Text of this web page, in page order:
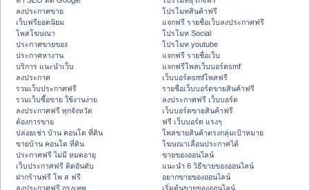
ลงประกาศขาย
เว็บฟรียอดนิยม
โพสโฆษณา
ประกาศขายของ
ประกาศหางาน
บริการ แนะนำเว็บ
ลงประกาศ
รวมเว็บประกาศฟรี
รวมเว็บซื้อขาย ใช้งานง่าย
ลงประกาศฟรี ทุกจังหวัด
ต้องการขาย
ปล่อยเช่า บ้าน คอนโด ที่ดิน
ขายบ้าน คอนโด ที่ดิน
ประกาศฟรี ไม่มี หมดอายุ
เว็บประกาศฟรี ติดอันดับ
ฝากร้านฟรี โพ ส ฟรี
ลงประกาศฟรี กรุงเทพ
โปรโมทสินค้าฟรี
แจกฟรี รายชื่อเว็บลงประกาศฟรี
โปรโมท Social
โปรโมท youtube
แจกฟรี รายชื่อเว็บ
แจกฟรีโพสเว็บบอร์ดsmf
เว็บบอร์ดsmfโพสฟรี
รายชื่อเว็บบอร์ดขายสินค้าฟรี
ลงประกาศฟรี เว็บบอร์ด
เว็บบอร์ดขายสินค้าฟรี
ฟรี เว็บบอร์ด แรงๆ
โพสขายสินค้าตรงกลุ่มเป้าหมาย
โฆษณาเลื่อนประกาศได้
ขายของออนไลน์
แนะนำ 6 วิธีขายของออนไลน์
อยากขายของออนไลน์
เริ่มต้นขายของออนไลน์